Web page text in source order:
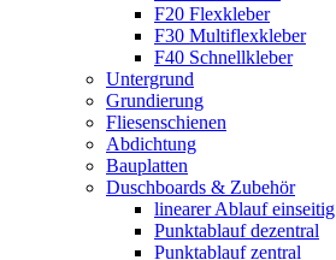
F20 Flexkleber
F30 Multiflexkleber
F40 Schnellkleber
Untergrund
Grundierung
Fliesenschienen
Abdichtung
Bauplatten
Duschboards & Zubehör
linearer Ablauf einseitig
Punktablauf dezentral
Punktablauf zentral